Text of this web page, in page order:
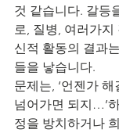
것 같습니다. 갈등
로, 질병, 여러가지
신적 활동의 결과
들을 낳습니다.
문제는, ‘언젠가
넘어가면 되지…’
정을 방치하거나